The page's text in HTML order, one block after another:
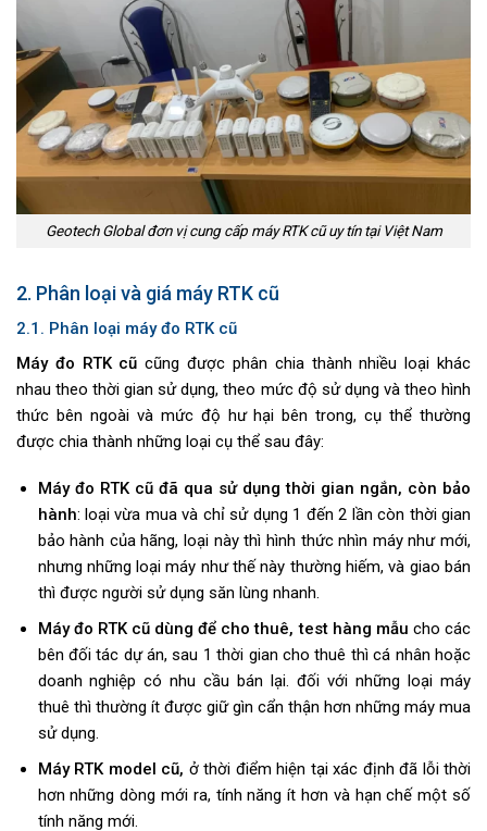
Geotech Global đơn vị cung cấp máy RTK cũ uy tín tại Việt Nam
2. Phân loại và giá máy RTK cũ
2.1. Phân loại máy đo RTK cũ
Máy đo RTK cũ cũng được phân chia thành nhiều loại khác
nhau theo thời gian sử dụng, theo mức độ sử dụng và theo hình
thức bên ngoài và mức độ hư hại bên trong, cụ thể thường
được chia thành những loại cụ thể sau đây:
Máy đo RTK cũ đã qua sử dụng thời gian ngắn, còn bảo
hành: loại vừa mua và chỉ sử dụng 1 đến 2 lần còn thời gian
bảo hành của hãng, loại này thì hình thức nhìn máy như mới,
nhưng những loại máy như thế này thường hiếm, và giao bán
thì được người sử dụng săn lùng nhanh.
Máy đo RTK cũ dùng để cho thuê, test hàng mẫu cho các
bên đối tác dự án, sau 1 thời gian cho thuê thì cá nhân hoặc
doanh nghiệp có nhu cầu bán lại. đối với những loại máy
thuê thì thường ít được giữ gìn cẩn thận hơn những máy mua
sử dụng.
Máy RTK model cũ, ở thời điểm hiện tại xác định đã lỗi thời
hơn những dòng mới ra, tính năng ít hơn và hạn chế một số
tính năng mới.